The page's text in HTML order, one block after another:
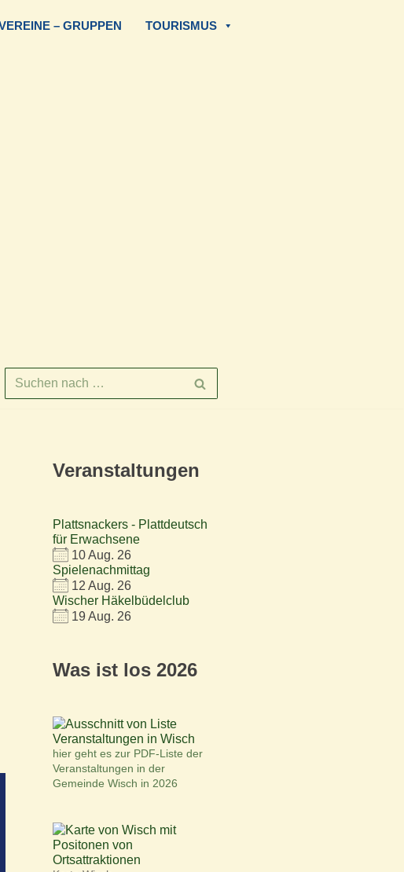
– GRUPPEN TOURISMUS
Veranstaltungen
Plattsnackers - Plattdeutsch
für Erwachsene
10 Aug. 26
Spielenachmittag
12 Aug. 26
Wischer Häkelbüdelclub
19 Aug. 26
Was ist los 2026
hier geht es zur PDF-Liste der
Veranstaltungen in der
Gemeinde Wisch in 2026